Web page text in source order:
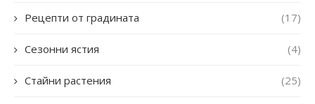
Рецепти от градината (17)
Сезонни ястия (4)
Стайни растения (25)